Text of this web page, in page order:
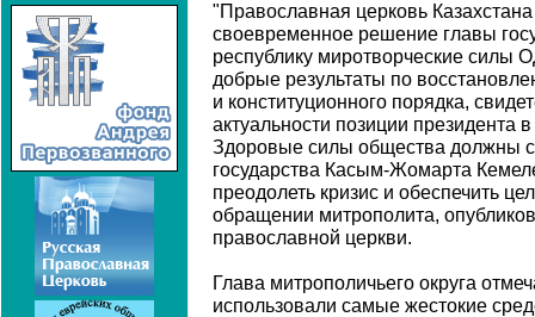
"Православная церковь
своевременное решение главы
республику миротворческие силы
добрые результаты по
и конституционного порядка,
актуальности позиции президента
Здоровые силы общества должны
государства Касым-Жомарта
преодолеть кризис и обеспечить
обращении митрополита,
православной церкви.
Глава митрополичьего округа
использовали самые жестокие